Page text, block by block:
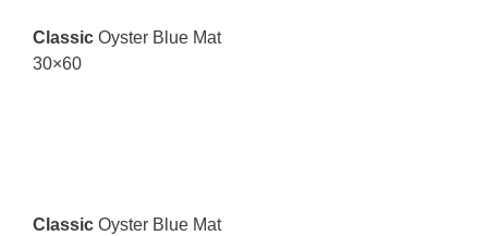
Classic Oyster Blue Mat
30×60
Classic Oyster Blue Mat